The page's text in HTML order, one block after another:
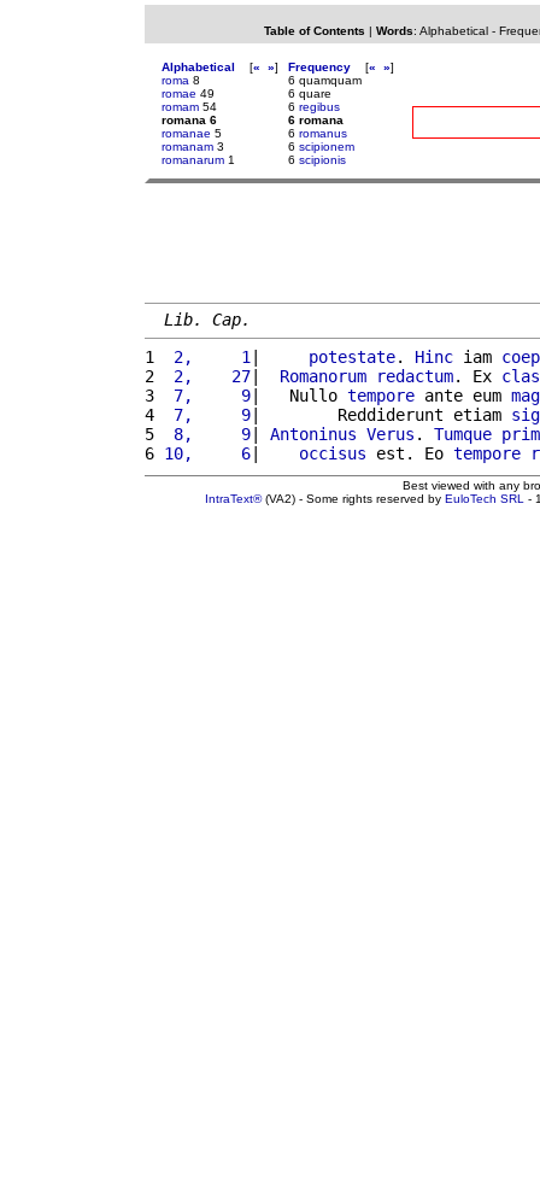
Table of Contents | Words: Alphabetical-
Alphabetical [« »]
roma 8
romae 49
romam 54
romana 6
romanae 5
romanam 3
romanarum 1
Frequency [« »]
6 quamquam
6 quare
6 regibus
6 romana
6 romanus
6 scipionem
6 scipionis
Lib. Cap.
1
2,     1 | potestate. Hinc iam
2
2,    27| Romanorum redactum. Ex
3
7,     9|   Nullo tempore ante eum
4
7,     9|        Reddiderunt etiam
5
8,     9| Antoninus Verus . Tumque
6 10,     6| occisus est. Eo tempore
Best viewed with any
IntraText®(VA2) - Some rights reserved by EuloTech SRL -